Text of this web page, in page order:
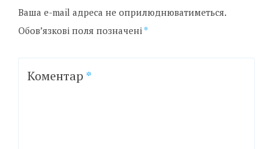
Ваша e-mail адреса не оприлюднюватиметься.
Обов’язкові поля позначені *
Коментар *